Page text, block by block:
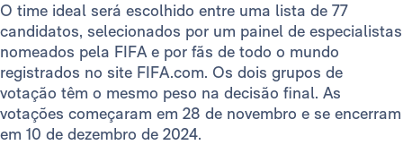
O time ideal será escolhido entre uma lista de 77
candidatos, selecionados por um painel de especialistas
nomeados pela FIFA e por fãs de todo o mundo
registrados no site FIFA.com. Os dois grupos de
votação têm o mesmo peso na decisão final. As
votações começaram em 28 de novembro e se encerram
em 10 de dezembro de 2024.